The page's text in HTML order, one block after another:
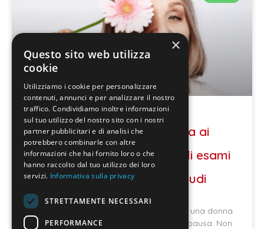
Menopausa: guida completa ai
cambiamenti del corpo, agli esami
utili e a ciò che dicono gli studi
Uno dei momenti più delicati nella vita di una donna
è rappresentato certamente dalla menopausa. Non
×
Questo sito web utilizza
cookie
Utilizziamo i cookie per personalizzare
contenuti, annunci e per analizzare il nostro
traffico. Condividiamo inoltre informazioni
sul tuo utilizzo del nostro sito con i nostri
partner pubblicitari e di analisi che
potrebbero combinarle con altre
informazioni che hai fornito loro o che
hanno raccolto dal tuo utilizzo dei loro
servizi. Informativa sulla privacy
STRETTAMENTE NECESSARI
PERFORMANCE